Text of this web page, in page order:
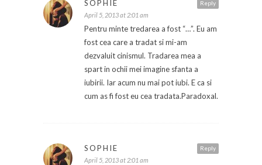
Reply
SOPHIE
April 5, 2013 at 2:01 am
Pentru minte tredarea a fost “…”. Eu am
fost cea care a tradat si mi-am
dezvaluit cinismul. Tradarea mea a
spart in ochii mei imagine sfanta a
iubirii. Iar acum nu mai pot iubi. E ca si
cum as fi fost eu cea tradata.Paradoxal.
Reply
SOPHIE
April 5, 2013 at 2:01 am